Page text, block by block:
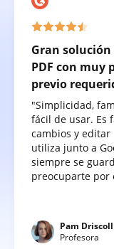
Gran
PDF con muy
previo
"Simplicidad,
fácil de usar. Es
cambios y editar
utiliza junto a
siempre se
preocuparte por
Pam Driscoll
Profesora